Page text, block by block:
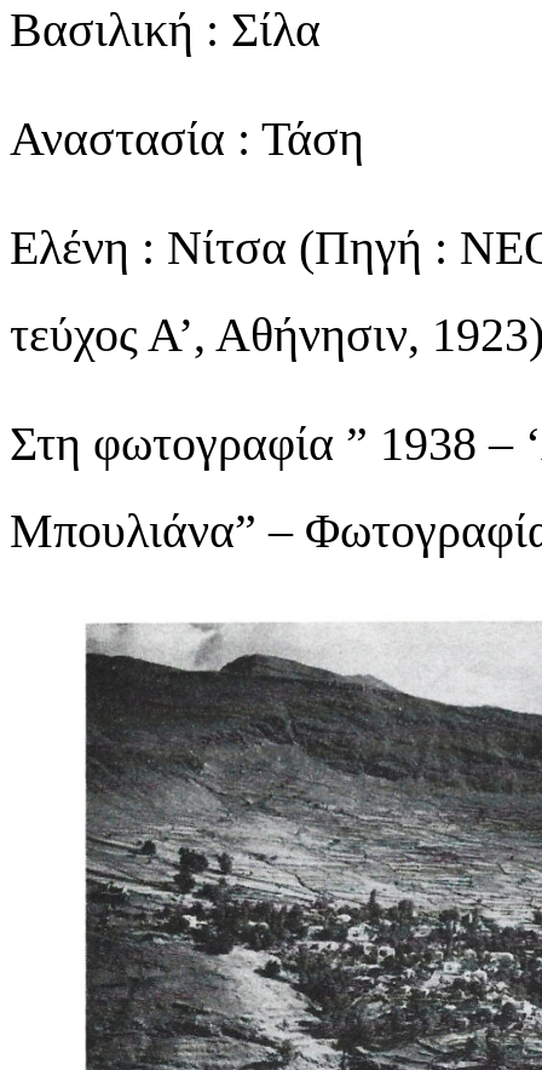
Βασιλική : Σίλα
Αναστασία : Τάση
Ελένη : Νίτσα (Πηγή
τεύχος Α’, Αθήνησιν,
Στη φωτογραφία ” 1938
Μπουλιάνα” –